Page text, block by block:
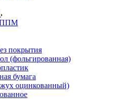
ППМ
покрытия
(фольгированная)
бумага
оцинкованный)